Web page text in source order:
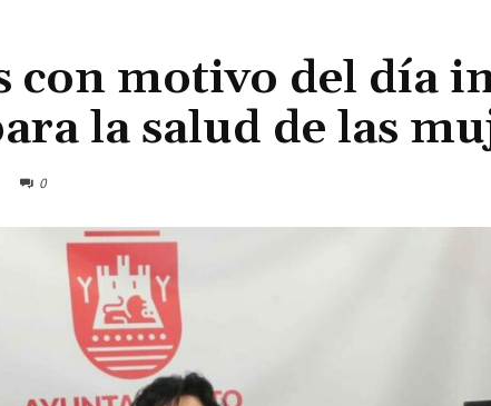
con motivo del día
la salud de las
0